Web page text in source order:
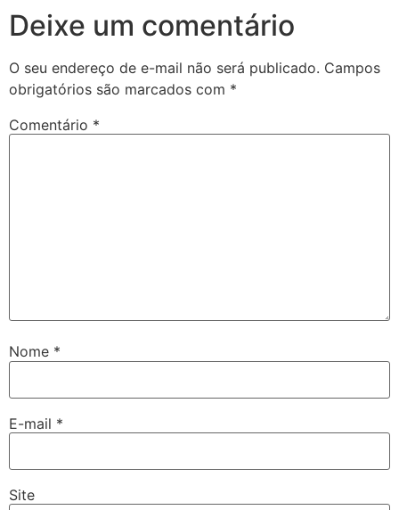
Deixe um comentário
O seu endereço de e-mail não será publicado. Campos
obrigatórios são marcados com *
Comentário *
Nome *
E-mail *
Site